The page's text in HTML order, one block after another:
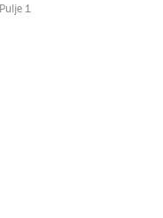
Pulje 1